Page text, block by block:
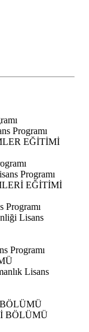
Programı
EĞİTİMİ
Programı
EĞİTİMİ
Programı
Lisans
Programı
Lisans
BÖLÜMÜ